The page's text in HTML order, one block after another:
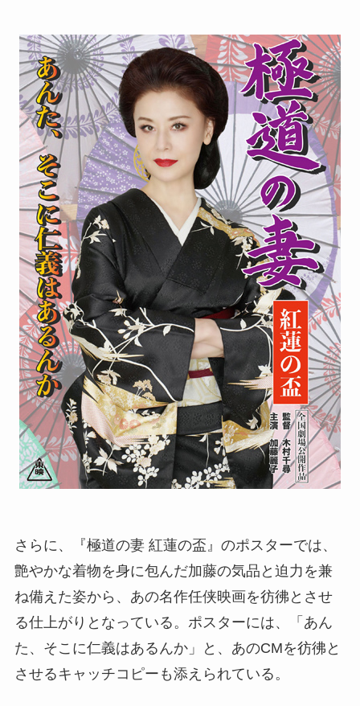
さらに、『極道の妻 紅蓮の盃』のポスターでは、
艶やかな着物を身に包んだ加藤の気品と迫力を兼
ね備えた姿から、あの名作任侠映画を彷彿とさせ
る仕上がりとなっている。ポスターには、「あん
た、そこに仁義はあるんか」と、あのCMを彷彿と
させるキャッチコピーも添えられている。